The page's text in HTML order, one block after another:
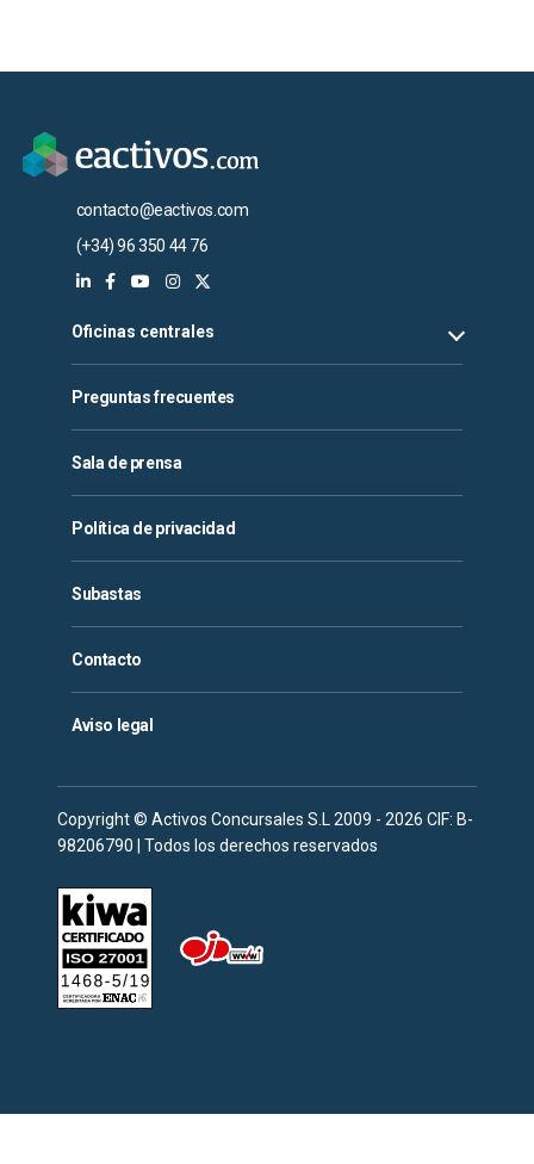
contacto@eactivos.com
(+34) 96 350 44 76
Oficinas centrales
Preguntas frecuentes
Sala de prensa
Política de privacidad
Subastas
Contacto
Aviso legal
Copyright © Activos Concursales S.L 2009 - 2026 CIF: B-
98206790 | Todos los derechos reservados